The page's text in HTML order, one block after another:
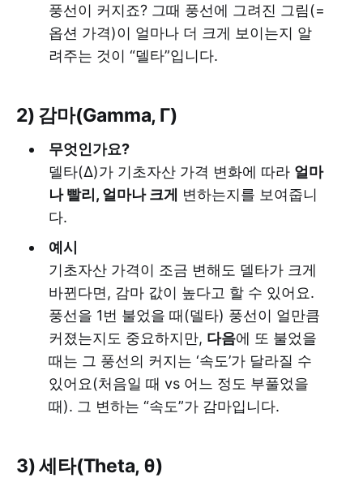
풍선이 커지죠? 그때 풍선에 그려진 그림(=
옵션 가격)이 얼마나 더 크게 보이는지 알
려주는 것이 “델타”입니다.
2) 감마(Gamma, Γ)
무엇인가요?
델타(Δ)가 기초자산 가격 변화에 따라 얼마
나 빨리, 얼마나 크게 변하는지를 보여줍니
다.
예시
기초자산 가격이 조금 변해도 델타가 크게
바뀐다면, 감마 값이 높다고 할 수 있어요.
풍선을 1번 불었을 때(델타) 풍선이 얼만큼
커졌는지도 중요하지만, 다음에 또 불었을
때는 그 풍선의 커지는 ‘속도’가 달라질 수
있어요(처음일 때 vs 어느 정도 부풀었을
때). 그 변하는 “속도”가 감마입니다.
3) 세타(Theta, θ)